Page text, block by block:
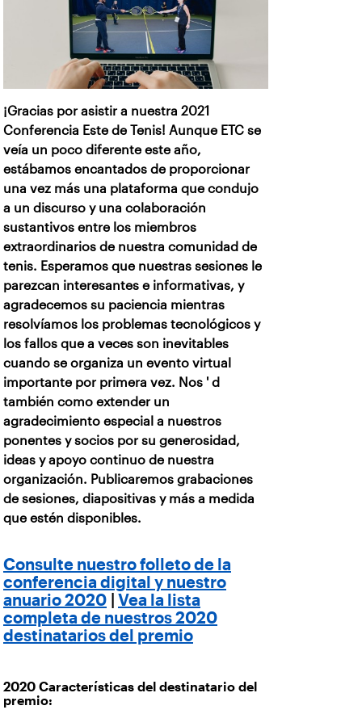
¡Gracias por asistir a nuestra 2021
Conferencia Este de Tenis! Aunque ETC se
veía un poco diferente este año,
estábamos encantados de proporcionar
una vez más una plataforma que condujo
a un discurso y una colaboración
sustantivos entre los miembros
extraordinarios de nuestra comunidad de
tenis. Esperamos que nuestras sesiones le
parezcan interesantes e informativas, y
agradecemos su paciencia mientras
resolvíamos los problemas tecnológicos y
los fallos que a veces son inevitables
cuando se organiza un evento virtual
importante por primera vez. Nos ' d
también como extender un
agradecimiento especial a nuestros
ponentes y socios por su generosidad,
ideas y apoyo continuo de nuestra
organización. Publicaremos grabaciones
de sesiones, diapositivas y más a medida
que estén disponibles.
Consulte nuestro folleto de la
conferencia digital y nuestro
anuario 2020
Vea la lista
completa de nuestros 2020
destinatarios del premio
2020 Características del destinatario del
premio: